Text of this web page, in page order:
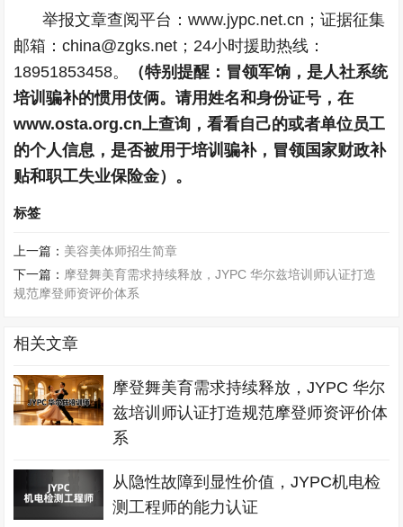
举报文章查阅平台：www.jypc.net.cn；证据征集
邮箱：china@zgks.net；24小时援助热线：
18951853458。
（特别提醒：冒领军饷，是人社系统
培训骗补的惯用伎俩。请用姓名和身份证号，在
www.osta.org.cn上查询，看看自己的或者单位员工
的个人信息，是否被用于培训骗补，冒领国家财政补
贴和职工失业保险金）。
标签
上一篇： 美容美体师招生简章
下一篇： 摩登舞美育需求持续释放，JYPC 华尔兹培训师认证打造
规范摩登师资评价体系
相关文章
摩登舞美育需求持续释放，JYPC 华尔
兹培训师认证打造规范摩登师资评价体
系
从隐性故障到显性价值，JYPC机电检
测工程师的能力认证